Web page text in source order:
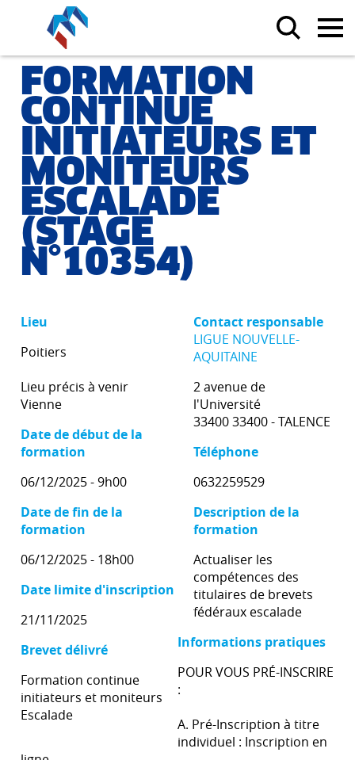
FORMATION
CONTINUE
INITIATEURS ET
MONITEURS
ESCALADE
(STAGE
N°10354)
Lieu
Poitiers
Lieu précis à venir
Vienne
Date de début de la
formation
06/12/2025 - 9h00
Date de fin de la
formation
06/12/2025 - 18h00
Date limite d'inscription
21/11/2025
Brevet délivré
Formation continue
initiateurs et moniteurs
Escalade
Contact responsable
LIGUE NOUVELLE-
AQUITAINE
2 avenue de
l'Université
33400 33400 - TALENCE
Téléphone
0632259529
Description de la
formation
Actualiser les
compétences des
titulaires de brevets
fédéraux escalade
Informations pratiques
POUR VOUS PRÉ-INSCRIRE
:
A. Pré-Inscription à titre
individuel : Inscription en